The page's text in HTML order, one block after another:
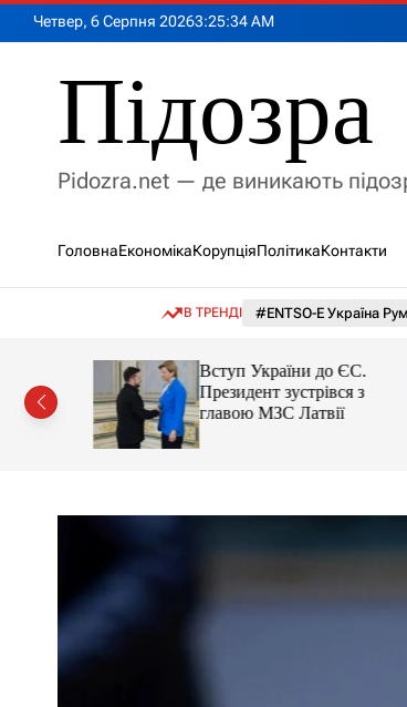
Четвер, 6 Серпня 20263:25:36AM
Підозра
Pidozra.net — де виникають
ГоловнаЕкономікаКорупціяПолітикаКонтакти
В ТРЕНДІ #ENTSO-E Україна
посаду
Вступ України до ЄС.
Президент зустрівся з
главою МЗС Латвії